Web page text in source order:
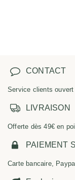
CONTACT
Service clients ouvert
LIVRAISON
Offerte dès 49€ en
PAIEMENT
Carte bancaire,